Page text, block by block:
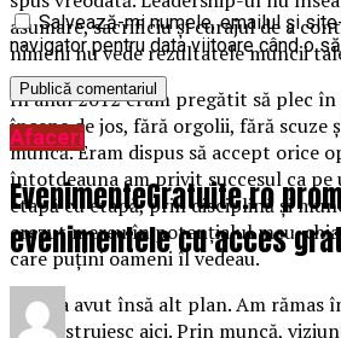
asumare, sacrificiu și curajul de a
nimeni nu vede rezultatele muncii
În anul 2012 eram pregătit să plec
începe de jos, fără orgolii, fără scuze
muncă. Eram dispus să accept orice
întotdeauna am privit succesul ca
etapă cu etapă, prin disciplină și
crezut mereu în potențialul meu,
care puțini oameni îl vedeau.
Viața a avut însă alt plan. Am rămas
să construiesc aici. Prin muncă,
Salvează-mi numele, emailul și
navigator pentru data viitoare când o
Afaceri
EvenimenteGratuite.ro
evenimentele cu acces